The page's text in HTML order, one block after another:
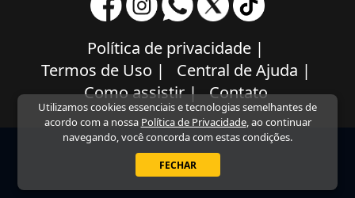
Utilizamos cookies essenciais e tecnologias semelhantes de
acordo com a nossa Política de Privacidade, ao continuar
navegando, você concorda com estas condições.
FECHAR
Política de privacidade |
Termos de Uso | Central de Ajuda |
Como assistir| Contato